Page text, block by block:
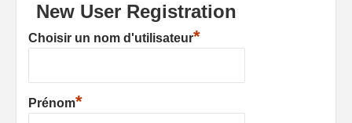
New User Registration
Choisir un nom d'utilisateur*
Prénom*